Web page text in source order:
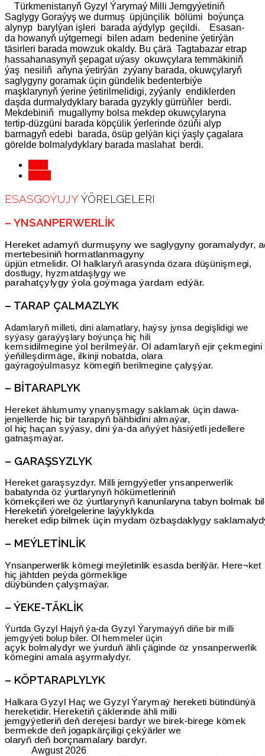
Türkmenistanyň Gyzyl Ýarymaý Milli Jemgyýetiniň
Saglygy Goraýyş we durmuş üpjünçilik bölümi boýunça
alynyp barylýan işleri barada aýdylyp geçildi. Esasan-
da howanyň uýtgemegi bilen adam bedenine ýetirýän
täsirleri barada mowzuk okaldy. Bu çärä Tagtabazar etrap
hassahanasynyň şepagat uýasy okuwçylara temmäkiniň
ýaş nesiliň aňyna ýetirýän zyýany barada, okuwçylaryň
saglygyny goramak üçin gündelik bedenterbiýe
maşklarynyň ýerine ýetirilmelidigi, zyýanly endiklerden
daşda durmalydyklary barada gyzykly gürrüňler berdi.
Mekdebiniň mugallymy bolsa mekdep okuwçylaryna
tertip-düzgüni barada köpçülik ýerlerinde özüňi alyp
barmagyň edebi barada, ösüp gelýän kiçi ýaşly çagalara
görelde bolmalydyklary barada maslahat berdi.
ESASGOÝUJY ÝÖRELGELERI
– YNSANPERWERLIK
Hereket adamyň durmuşyny we saglygyny goramalydyr,
mertebesiniň hormatlanmagyny
üpjün etmelidir. Ol halklaryň arasynda özara düşünişmegi,
dostlugy, hyzmatdaşlygy we
parahatçylygy ýola goýmaga ýardam edýär.
– TARAP ÇALMAZLYK
Adamlaryň milleti, dini alamatlary, haýsy jynsa degişlidigi we
syýasy garaýyşlary boýunça hiç hili
kemsidilmegine ýol berilmeýär. Ol adamlaryň ejir çekmegini
ýeňilleşdirmäge, ilkinji nobatda, olara
gaýragoýulmasyz kömegiň berilmegine çalyşýar.
– BITARAPLYK
Hereket ählumumy ynanyşmagy saklamak üçin dawa-
jenjellerde hiç bir tarapyň bähbidini almaýar,
ol hiç haçan syýasy, dini ýa-da aňyýet häsiýetli jedellere
gatnaşmaýar.
– GARAŞSYZLYK
Hereket garaşsyzdyr. Milli jemgyýetler ynsanperwerlik
babatynda öz ýurtlarynyň hökümetleriniň
kömekçileri we öz ýurtlarynyň kanunlaryna tabyn bolmak
Hereketiň ýörelgelerine laýyklykda
hereket edip bilmek üçin mydam özbaşdaklygy
– MEÝLETINLIK
Ynsanperwerlik kömegi meýletinlik esasda berilýär. Here¬ket
hiç jähtden peýda görmeklige
düýbünden çalyşmaýar.
– ÝEKE-TÄKLIK
Ýurtda Gyzyl Hajyň ýa-da Gyzyl Ýarymaýyň diňe bir milli
jemgyýeti bolup biler. Ol hemmeler üçin
açyk bolmalydyr we ýurduň ähli çäginde öz ynsanperwerlik
kömegini amala aşyrmalydyr.
– KÖPTARAPLYLYK
Halkara Gyzyl Haç we Gyzyl Ýarymaý hereketi bütindünýä
hereketidir. Hereketiň çäklerinde ähli milli
jemgyýetleriň deň derejesi bardyr we birek-birege kömek
bermekde deň jogapkärçiligi çekýärler we
olaryň deň borçnamalary bardyr.
Awgust 2026